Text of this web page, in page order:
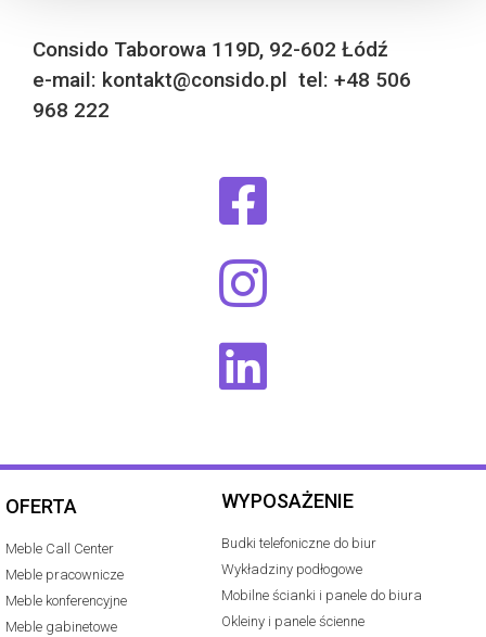
Consido Taborowa 119D, 92-602 Łódź
e-mail: kontakt@consido.pl tel: +48 506
968 222
OFERTA
Meble Call Center
Meble pracownicze
Meble konferencyjne
Meble gabinetowe
WYPOSAŻENIE
Budki telefoniczne do biur
Wykładziny podłogowe
Mobilne ścianki i panele do biura
Okleiny i panele ścienne